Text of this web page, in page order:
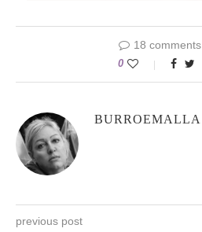
18 comments
0
BURROEMALLA
previous post